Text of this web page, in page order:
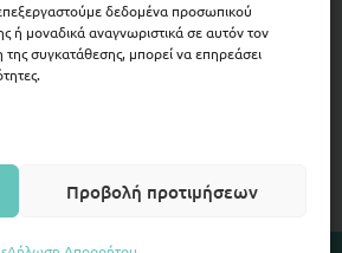
δεδομένα προσωπικού
μοναδικά αναγνωριστικά σε αυτόν τον
συγκατάθεσης, μπορεί να επηρεάσει
Προβολή προτιμήσεων